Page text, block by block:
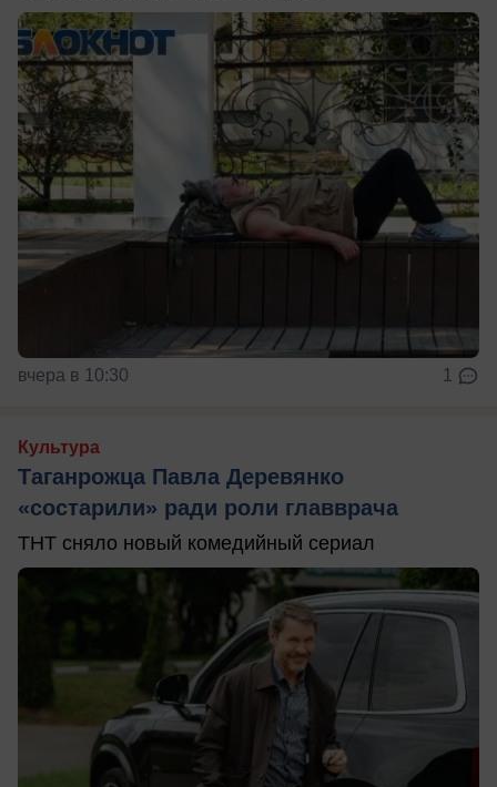
вчера в 10:30 1
Культура
Таганрожца Павла Деревянко
«состарили» ради роли главврача
ТНТ сняло новый комедийный сериал